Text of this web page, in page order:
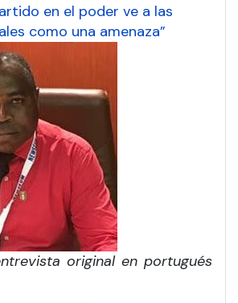
en el poder ve a las
como una amenaza”
original en portugués